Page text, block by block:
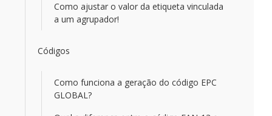
Como ajustar o valor da etiqueta vinculada
a um agrupador!
Códigos
Como funciona a geração do código EPC
GLOBAL?